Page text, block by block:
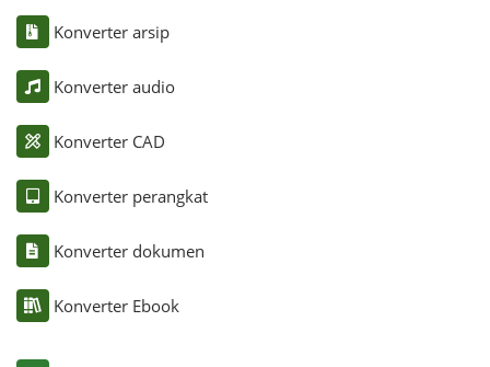
Konverter arsip
Konverter audio
Konverter CAD
Konverter perangkat
Konverter dokumen
Konverter Ebook